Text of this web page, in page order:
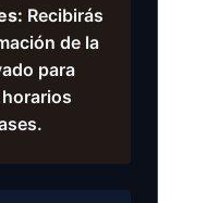
Recibirás
de la
para